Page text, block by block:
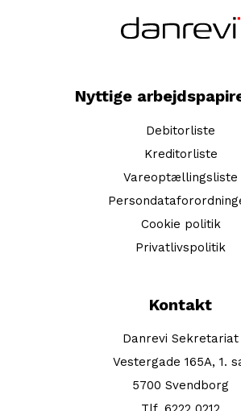
Nyttige
Debitorliste
Kreditorliste
Vareoptællingsliste
Cookie politik
Privatlivspolitik
Kontakt
Danrevi Sekretariat
Vestergade 165A, 1.
5700 Svendborg